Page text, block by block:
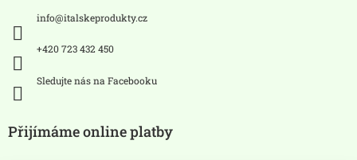
info@italskeprodukty.cz
+420 723 432 450
Sledujte nás na Facebooku
Přijímáme online platby